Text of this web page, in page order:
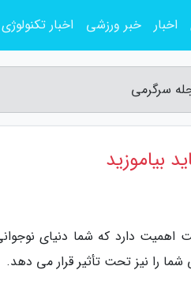
دارد که شما دنیای
را نیز تحت تأثیر قرار می دهد.
اخبار خبر ورزشی اخبار تکنولوژی